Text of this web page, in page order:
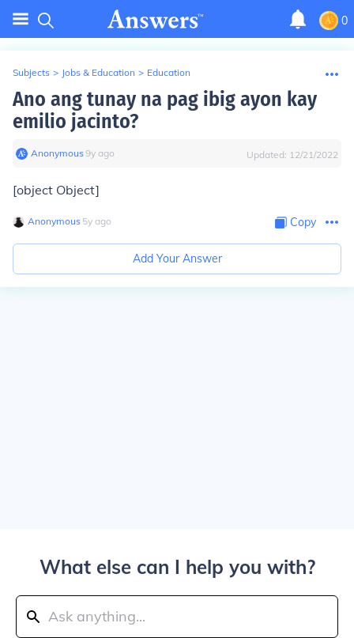
0
Subjects > Jobs & Education > Education
Ano ang tunay na pag ibig ayon kay
emilio jacinto?
Anonymous∙9y ago Updated: 12/21/2022
[object Object]
Anonymous∙ 5y ago Copy
Add Your Answer
What else can I help you with?